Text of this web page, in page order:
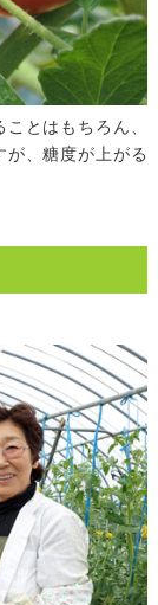
とはもちろん、
、糖度が上がる